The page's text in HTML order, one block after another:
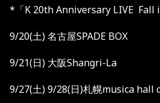
*「K 20th Anniversary LIVE Fall
9/20(土)名古屋SPADE BOX
9/21(日) 大阪Shangri-La
9/27(土) 9/28(日)札幌musica hall